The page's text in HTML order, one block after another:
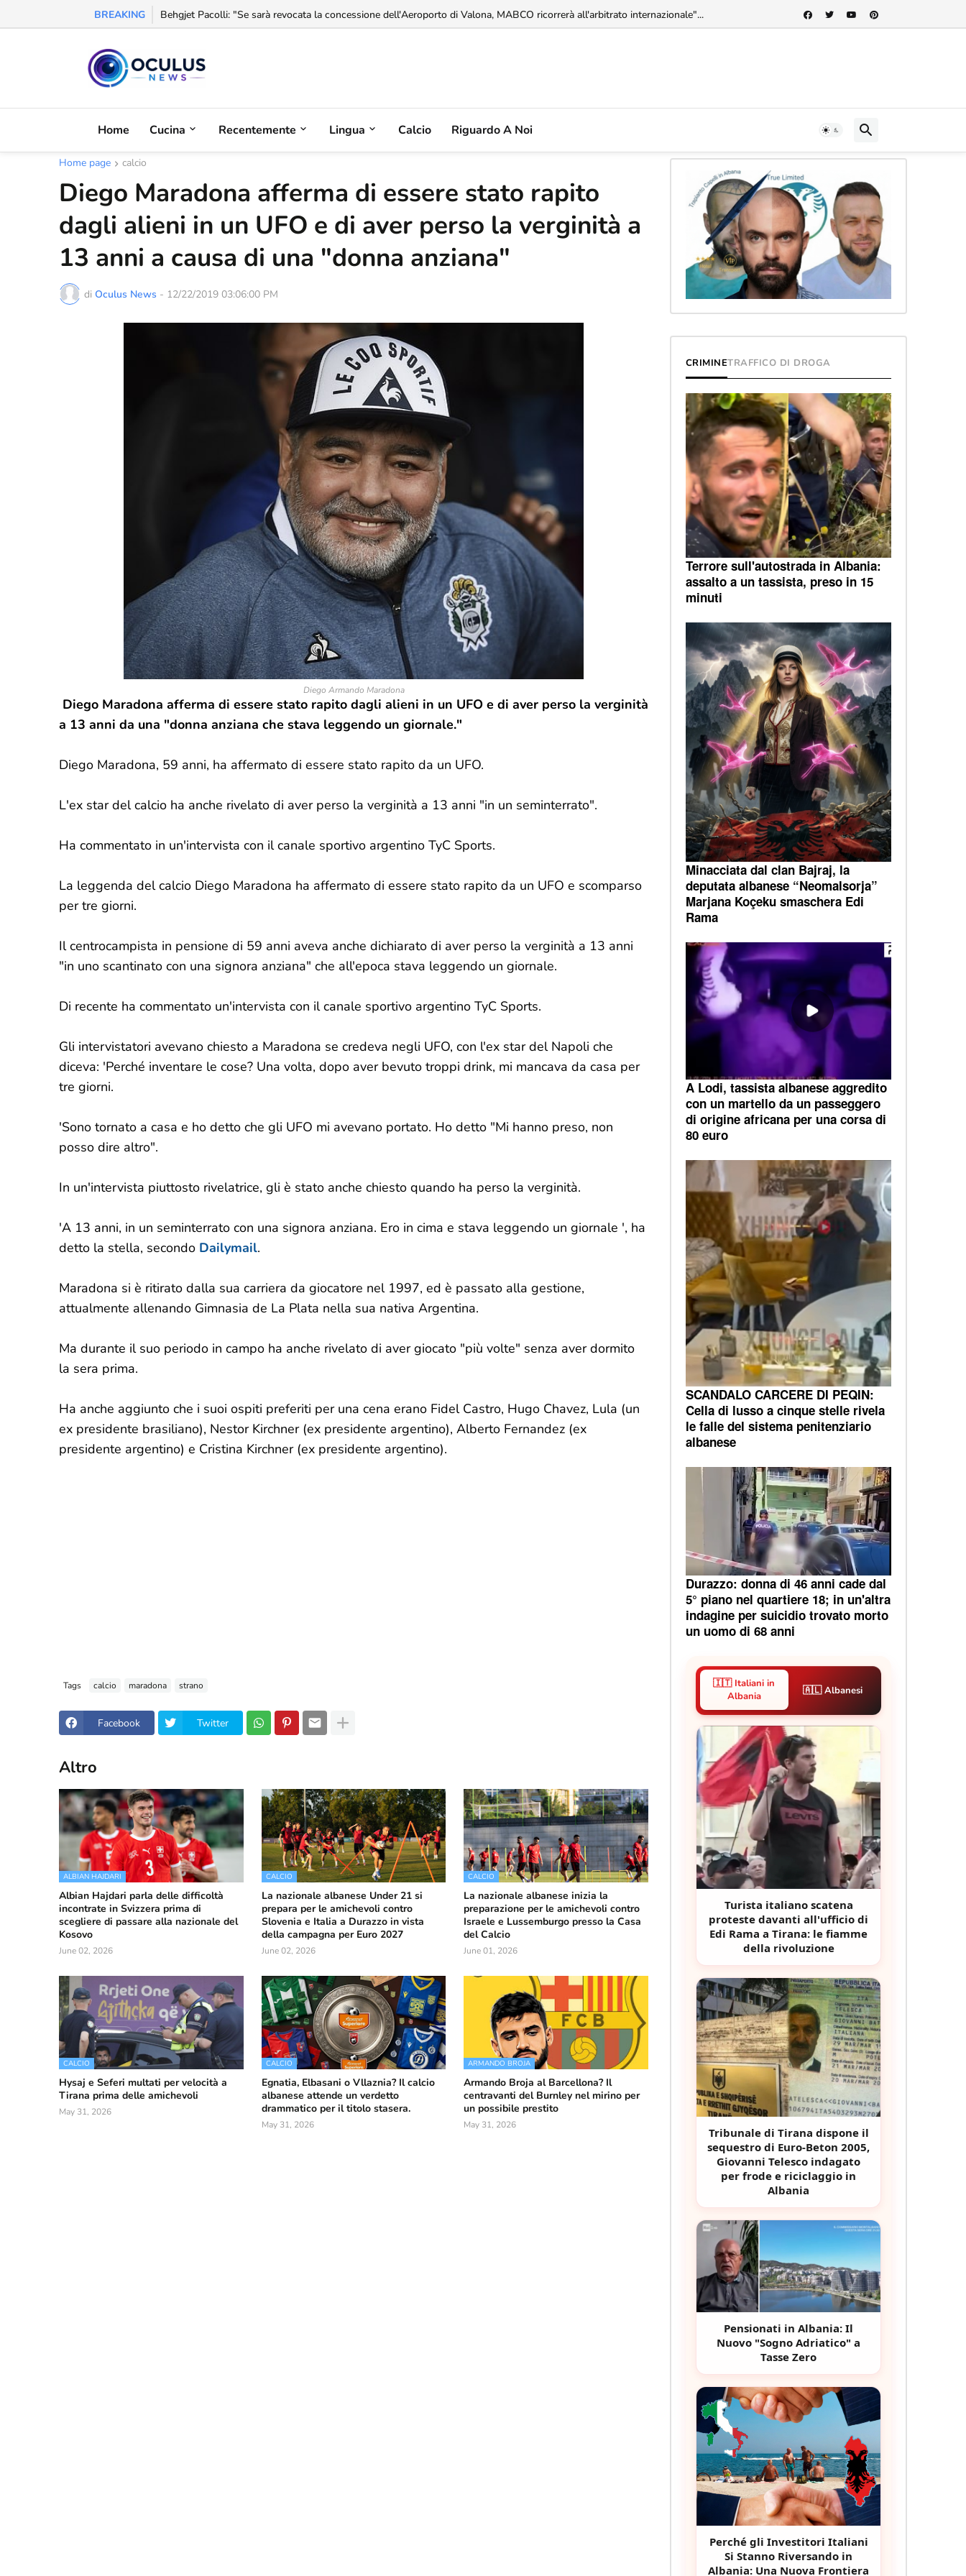
BREAKING Behgjet Pacolli: "Se sarà revocata la concessione dell'Aeroporto di Valona, MABCO ricorrerà all'arbitrato internazionale"...
Home Cucina Recentemente Lingua Calcio Riguardo A Noi
Home page calcio
Diego Maradona afferma di essere stato rapito
dagli alieni in un UFO e di aver perso la verginità a
13 anni a causa di una "donna anziana"
di Oculus News - 12/22/2019 03:06:00 PM
Diego Armando Maradona
Diego Maradona afferma di essere stato rapito dagli alieni in un UFO e di aver perso la verginità
a 13 anni da una "donna anziana che stava leggendo un giornale."
Diego Maradona, 59 anni, ha affermato di essere stato rapito da un UFO.
L'ex star del calcio ha anche rivelato di aver perso la verginità a 13 anni "in un seminterrato".
Ha commentato in un'intervista con il canale sportivo argentino TyC Sports.
La leggenda del calcio Diego Maradona ha affermato di essere stato rapito da un UFO e scomparso
per tre giorni.
Il centrocampista in pensione di 59 anni aveva anche dichiarato di aver perso la verginità a 13 anni
"in uno scantinato con una signora anziana" che all'epoca stava leggendo un giornale.
Di recente ha commentato un'intervista con il canale sportivo argentino TyC Sports.
Gli intervistatori avevano chiesto a Maradona se credeva negli UFO, con l'ex star del Napoli che
diceva: 'Perché inventare le cose? Una volta, dopo aver bevuto troppi drink, mi mancava da casa per
tre giorni.
'Sono tornato a casa e ho detto che gli UFO mi avevano portato. Ho detto "Mi hanno preso, non
posso dire altro".
In un'intervista piuttosto rivelatrice, gli è stato anche chiesto quando ha perso la verginità.
'A 13 anni, in un seminterrato con una signora anziana. Ero in cima e stava leggendo un giornale ', ha
detto la stella, secondo Dailymail.
Maradona si è ritirato dalla sua carriera da giocatore nel 1997, ed è passato alla gestione,
attualmente allenando Gimnasia de La Plata nella sua nativa Argentina.
Ma durante il suo periodo in campo ha anche rivelato di aver giocato "più volte" senza aver dormito
la sera prima.
Ha anche aggiunto che i suoi ospiti preferiti per una cena erano Fidel Castro, Hugo Chavez, Lula (un
ex presidente brasiliano), Nestor Kirchner (ex presidente argentino), Alberto Fernandez (ex
presidente argentino) e Cristina Kirchner (ex presidente argentino).
Tags calcio maradona strano
Facebook Twitter
Altro
ALBIAN HAJDARI
Albian Hajdari parla delle difficoltà
incontrate in Svizzera prima di
scegliere di passare alla nazionale del
Kosovo
June 02, 2026
CALCIO
La nazionale albanese Under 21 si
prepara per le amichevoli contro
Slovenia e Italia a Durazzo in vista
della campagna per Euro 2027
June 02, 2026
CALCIO
La nazionale albanese inizia la
preparazione per le amichevoli contro
Israele e Lussemburgo presso la Casa
del Calcio
June 01, 2026
CALCIO
Hysaj e Seferi multati per velocità a
Tirana prima delle amichevoli
May 31, 2026
CALCIO
Egnatia, Elbasani o Vllaznia? Il calcio
albanese attende un verdetto
drammatico per il titolo stasera.
May 31, 2026
ARMANDO BROJA
Armando Broja al Barcellona? Il
centravanti del Burnley nel mirino per
un possibile prestito
May 31, 2026
CRIMINETRAFFICO DI DROGA
Terrore sull'autostrada in Albania:
assalto a un tassista, preso in 15
minuti
Minacciata dal clan Bajraj, la
deputata albanese “Neomalsorja”
Marjana Koçeku smaschera Edi
Rama
A Lodi, tassista albanese aggredito
con un martello da un passeggero
di origine africana per una corsa di
80 euro
SCANDALO CARCERE DI PEQIN:
Cella di lusso a cinque stelle rivela
le falle del sistema penitenziario
albanese
Durazzo: donna di 46 anni cade dal
5° piano nel quartiere 18; in un'altra
indagine per suicidio trovato morto
un uomo di 68 anni
🇮🇹 Italiani in
Albania
🇦🇱 Albanesi
Turista italiano scatena
proteste davanti all'ufficio di
Edi Rama a Tirana: le fiamme
della rivoluzione
Tribunale di Tirana dispone il
sequestro di Euro-Beton 2005,
Giovanni Telesco indagato
per frode e riciclaggio in
Albania
Pensionati in Albania: Il
Nuovo "Sogno Adriatico" a
Tasse Zero
Perché gli Investitori Italiani
Si Stanno Riversando in
Albania: Una Nuova Frontiera